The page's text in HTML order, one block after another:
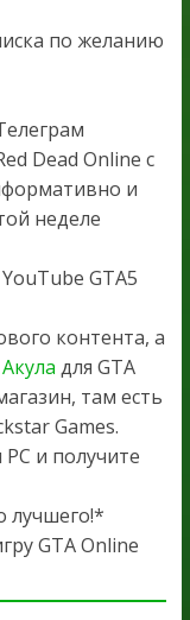
по желанию
Dead Online с
и
неделе
GTA5
контента, а
для GTA
там есть
Games.
и получите
лучшего!*
GTA Online